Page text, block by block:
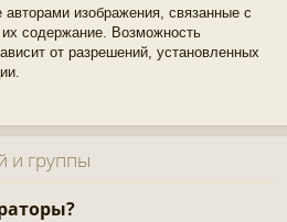
изображения, связанные с
содержание. Возможность
от разрешений, установленных
и группы